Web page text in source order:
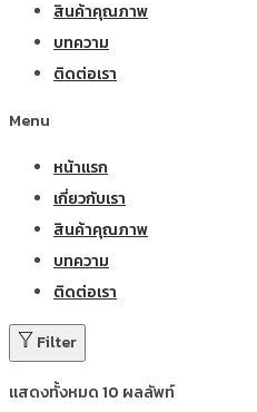
สินค้าคุณภาพ
บทความ
ติดต่อเรา
Menu
หน้าแรก
เกี่ยวกับเรา
สินค้าคุณภาพ
บทความ
ติดต่อเรา
Filter
แสดงทั้งหมด 10 ผลลัพท์